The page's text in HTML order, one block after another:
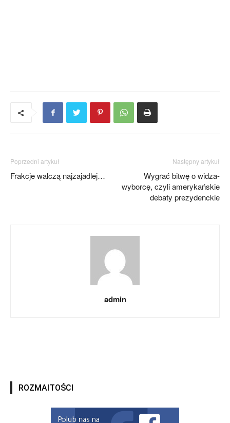
Poprzedni artykuł
Frakcje walczą najzajadlej…
Następny artykuł
Wygrać bitwę o widza-
wyborcę, czyli amerykańskie
debaty prezydenckie
admin
ROZMAITOŚCI